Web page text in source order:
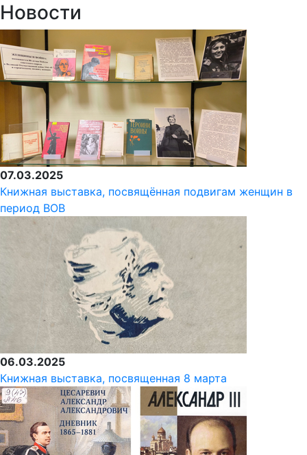
Новости
07.03.2025
Книжная выставка, посвящённая подвигам женщин в
период ВОВ
06.03.2025
Книжная выставка, посвященная 8 марта